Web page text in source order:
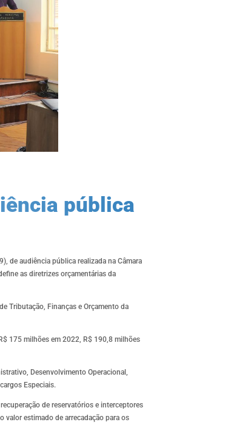
pública
de audiência pública realizada na Câmara
as diretrizes orçamentárias da
Tributação, Finanças e Orçamento da
175 milhões em 2022, R$ 190,8 milhões
Desenvolvimento Operacional,
Especiais.
de reservatórios e interceptores
valor estimado de arrecadação para os